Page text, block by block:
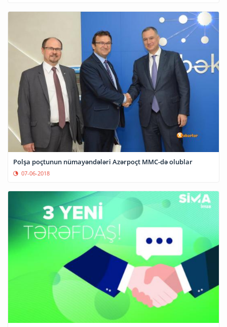
Polşa poçtunun nümayəndələri Azərpoçt MMC-də olublar
07-06-2018